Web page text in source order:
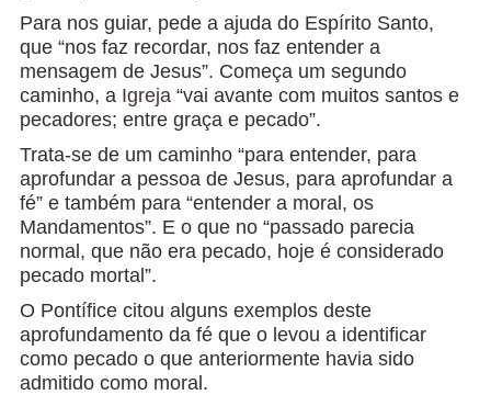
Para nos guiar, pede a ajuda do Espírito Santo,
que “nos faz recordar, nos faz entender a
mensagem de Jesus”. Começa um segundo
caminho, a Igreja “vai avante com muitos santos e
pecadores; entre graça e pecado”.
Trata-se de um caminho “para entender, para
aprofundar a pessoa de Jesus, para aprofundar a
fé” e também para “entender a moral, os
Mandamentos”. E o que no “passado parecia
normal, que não era pecado, hoje é considerado
pecado mortal”.
O Pontífice citou alguns exemplos deste
aprofundamento da fé que o levou a identificar
como pecado o que anteriormente havia sido
admitido como moral.